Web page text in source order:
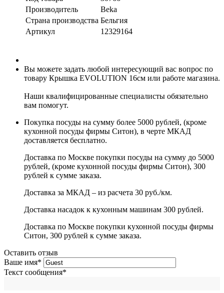
Производитель
Beka
Страна производства Бельгия
Артикул
12329164
Вы можете задать любой интересующий вас вопрос по
товару Крышка EVOLUTION 16см или работе магазина.
Наши квалифицированные специалисты обязательно
вам помогут.
Покупка посуды на сумму более 5000 рублей, (кроме
кухонной посуды фирмы Ситон), в черте МКАД
доставляется бесплатно.
Доставка по Москве покупки посуды на сумму до 5000
рублей, (кроме кухонной посуды фирмы Ситон), 300
рублей к сумме заказа.
Доставка за МКАД – из расчета 30 руб./км.
Доставка насадок к кухонным машинам 300 рублей.
Доставка по Москве покупки кухонной посуды фирмы
Ситон, 300 рублей к сумме заказа.
Оставить отзыв
Ваше имя*
Текст сообщения*